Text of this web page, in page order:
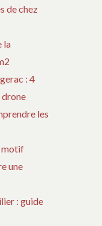
de chez
la
: 4
drone
les
motif
une
: guide